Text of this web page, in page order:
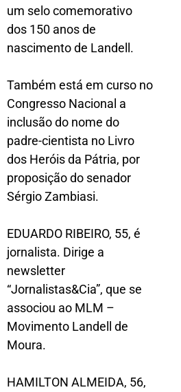
um selo comemorativo
dos 150 anos de
nascimento de Landell.
Também está em curso no
Congresso Nacional a
inclusão do nome do
padre-cientista no Livro
dos Heróis da Pátria, por
proposição do senador
Sérgio Zambiasi.
EDUARDO RIBEIRO, 55, é
jornalista. Dirige a
newsletter
“Jornalistas&Cia”, que se
associou ao MLM –
Movimento Landell de
Moura.
HAMILTON ALMEIDA, 56,